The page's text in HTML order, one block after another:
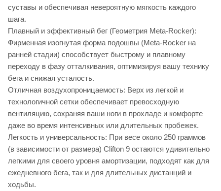
суставы и обеспечивая невероятную мягкость каждого
шага.
Плавный и эффективный бег (Геометрия Meta-Rocker):
Фирменная изогнутая форма подошвы (Meta-Rocker на
ранней стадии) способствует быстрому и плавному
переходу в фазу отталкивания, оптимизируя вашу технику
бега и снижая усталость.
Отличная воздухопроницаемость: Верх из легкой и
технологичной сетки обеспечивает превосходную
вентиляцию, сохраняя ваши ноги в прохладе и комфорте
даже во время интенсивных или длительных пробежек.
Легкость и универсальность: При весе около 250 граммов
(в зависимости от размера) Clifton 9 остаются удивительно
легкими для своего уровня амортизации, подходят как для
ежедневного бега, так и для длительных дистанций и
ходьбы.